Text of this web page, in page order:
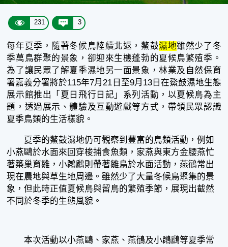
231 3
每年夏季，隨著冬候鳥陸續北返，鰲鼓濕地雖然少了冬
季萬鳥群聚的景象，卻迎來生機蓬勃的夏候鳥繁殖季。
為了讓民眾了解夏季濕地另一面景象，林業及自然保育
署嘉義分署將於115年7月21日至9月13日在鰲鼓濕地生態
展示館推出「夏日飛行日記」系列活動，以夏候鳥為主
題，透過展示、體驗及互動遊戲等方式，帶領民眾認識
夏季鳥類的生活樣貌。
夏季的鰲鼓濕地仍可觀察到豐富的鳥類活動，例如
小燕鷗於水面來回穿梭捕食魚類，家燕與東方金腰燕忙
著築巢育雛，小鸊鷉則帶著雛鳥於水面活動，燕鴴常出
現在農地與草生地周邊。雖然少了大量冬候鳥聚集的景
象，但此時正值夏候鳥與留鳥的繁殖季節，展現出截然
不同於冬季的生態風貌。
本次活動以小燕鷗、家燕、燕鴴及小鸊鷉等夏季常